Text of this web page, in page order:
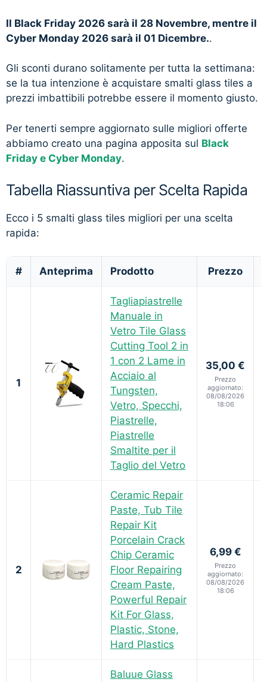
Il Black Friday 2026 sarà il 28 Novembre, mentre il
Cyber Monday 2026 sarà il 01 Dicembre..
Gli sconti durano solitamente per tutta la settimana:
se la tua intenzione è acquistare smalti glass tiles a
prezzi imbattibili potrebbe essere il momento giusto.
Per tenerti sempre aggiornato sulle migliori offerte
abbiamo creato una pagina apposita sul Black
Friday e Cyber Monday.
Tabella Riassuntiva per Scelta Rapida
Ecco i 5 smalti glass tiles migliori per una scelta
rapida:
# Anteprima Prodotto Prezzo
1
Tagliapiastrelle
Manuale in
Vetro Tile Glass
Cutting Tool 2 in
1 con 2 Lame in
Acciaio al
Tungsten,
Vetro, Specchi,
Piastrelle,
Piastrelle
Smaltite per il
Taglio del Vetro
35,00 €
Prezzo
aggiornato:
08/08/2026
18:06
2
Ceramic Repair
Paste, Tub Tile
Repair Kit
Porcelain Crack
Chip Ceramic
Floor Repairing
Cream Paste,
Powerful Repair
Kit For Glass,
Plastic, Stone,
Hard Plastics
6,99 €
Prezzo
aggiornato:
08/08/2026
18:06
Baluue Glass